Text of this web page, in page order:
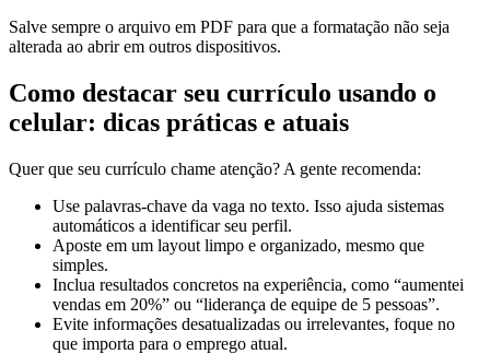
Salve sempre o arquivo em PDF para que a formatação não seja
alterada ao abrir em outros dispositivos.
Como destacar seu currículo usando o
celular: dicas práticas e atuais
Quer que seu currículo chame atenção? A gente recomenda:
Use palavras-chave da vaga no texto. Isso ajuda sistemas
automáticos a identificar seu perfil.
Aposte em um layout limpo e organizado, mesmo que
simples.
Inclua resultados concretos na experiência, como “aumentei
vendas em 20%” ou “liderança de equipe de 5 pessoas”.
Evite informações desatualizadas ou irrelevantes, foque no
que importa para o emprego atual.